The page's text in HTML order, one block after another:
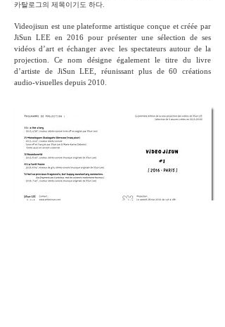
카탈로그의 제목이기도 하다.
Videojisun est une plateforme artistique conçue et créée par
JiSun LEE en 2016 pour présenter une sélection de ses
vidéos d’art et échanger avec les spectateurs autour de la
projection. Ce nom désigne également le titre du livre
d’artiste de JiSun LEE, réunissant plus de 60 créations
audio-visuelles depuis 2010.